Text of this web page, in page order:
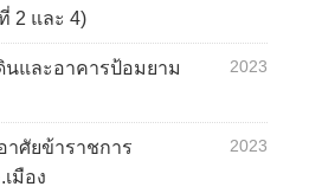
2 และ 4)
นและอาคารป้อมยาม
2023
าศัยข้าราชการ
มือง
2023